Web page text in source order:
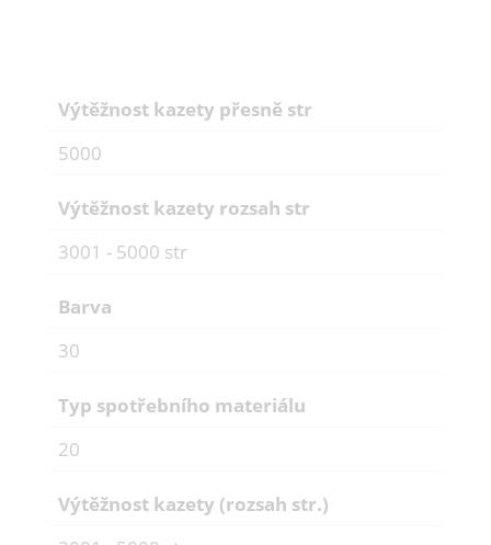
Výtěžnost kazety přesně str
5000
Výtěžnost kazety rozsah str
3001 - 5000 str
Barva
30
Typ spotřebního materiálu
20
Výtěžnost kazety (rozsah str.)